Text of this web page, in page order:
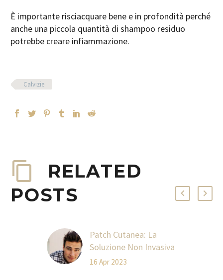
È importante risciacquare bene e in profondità perché
anche una piccola quantità di shampoo residuo
potrebbe creare infiammazione.
Calvizie
RELATED
POSTS
Patch Cutanea: La
Soluzione Non Invasiva
alla Calvizie
16 Apr 2023